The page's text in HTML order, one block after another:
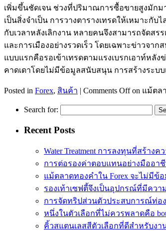
เพิ่มขึ้นชัดเจน ช่วงที่ปริมาณการซื้อขายสูงมักม
เป็นสิ่งจำเป็น การวางตารางเทรดให้เหมาะกั
กับเวลาหลังเลิกงาน หลายคนจึงสามารถจัดส
และการเมืองอย่างรวดเร็ว โดยเฉพาะข่าวจา
แบบแรกคือรอเข้าเทรดตามแรงเบรกเอาท์หลั
คาดเดาโดยไม่มีข้อมูลสนับสนุน การสร้างระบ
Posted in Forex, สินค้า | Comments Offon แม้ตล
Search for:
Recent Posts
Water Treatment การลงทุนที่สร้าง
การต่อรองค่าตอบแทนอย่างมืออา
แม้ตลาดทองคำใน Forex จะไม่มีข้
รองเท้าเซฟตี้จึงเป็นอุปกรณ์ที่มีคว
การจัดทริปส่วนตัวประสบการณ์ท่อง
หนึ่งในตัวเลือกที่ไม่ควรพลาดคือ
คิ้วสแตนเลสสีตัวเลือกที่ดีสำหรับง